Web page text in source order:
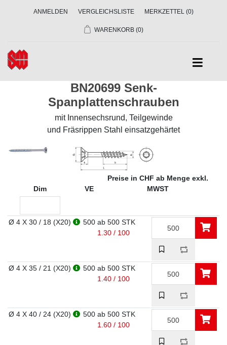
ANMELDEN VERGLEICHSLISTE MERKZETTEL (0)
WARENKORB (0)
BN20699 Senk-
Spanplattenschrauben
mit Innensechsrund, Teilgewinde
und Fräsrippen Stahl einsatzgehärtet
Dim VE
Preise in CHF ab Menge exkl.
MWST
Ø 4 X 30 / 18 (X20) 500 ab 500 STK
1.30 / 100
Ø 4 X 35 / 21 (X20) 500 ab 500 STK
1.40 / 100
Ø 4 X 40 / 24 (X20) 500 ab 500 STK
1.60 / 100